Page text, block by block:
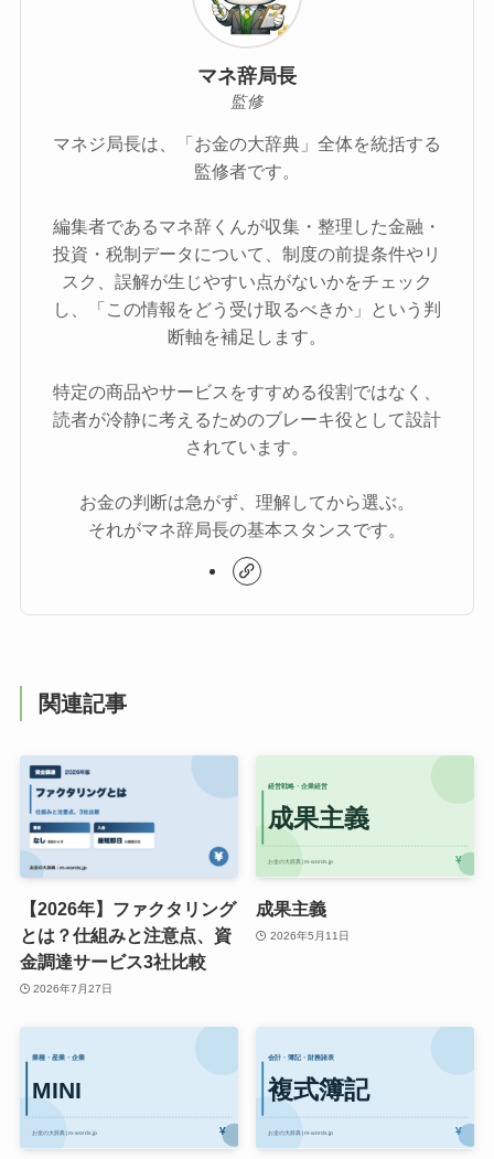
マネ辞局長
監修
マネジ局長は、「お金の大辞典」全体を統括する
監修者です。
編集者であるマネ辞くんが収集・整理した金融・
投資・税制データについて、制度の前提条件やリ
スク、誤解が生じやすい点がないかをチェック
し、「この情報をどう受け取るべきか」という判
断軸を補足します。
特定の商品やサービスをすすめる役割ではなく、
読者が冷静に考えるためのブレーキ役として設計
されています。
お金の判断は急がず、理解してから選ぶ。
それがマネ辞局長の基本スタンスです。
関連記事
【2026年】ファクタリング
とは？仕組みと注意点、資
金調達サービス3社比較
2026年7月27日
成果主義
2026年5月11日